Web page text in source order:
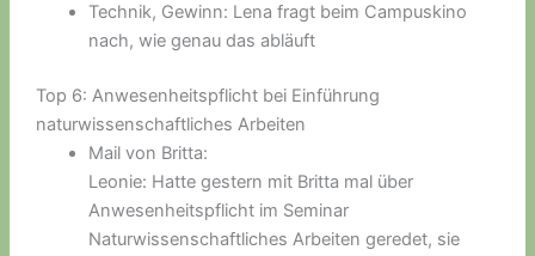
Technik, Gewinn: Lena fragt beim Campuskino
nach, wie genau das abläuft
Top 6: Anwesenheitspflicht bei Einführung
naturwissenschaftliches Arbeiten
Mail von Britta:
Leonie: Hatte gestern mit Britta mal über
Anwesenheitspflicht im Seminar
Naturwissenschaftliches Arbeiten geredet, sie